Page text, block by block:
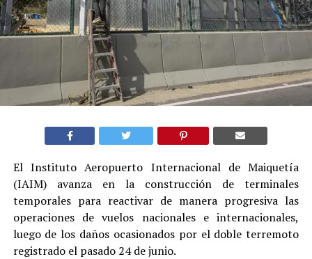
El Instituto Aeropuerto Internacional de Maiquetía
(IAIM) avanza en la construcción de terminales
temporales para reactivar de manera progresiva las
operaciones de vuelos nacionales e internacionales,
luego de los daños ocasionados por el doble terremoto
registrado el pasado 24 de junio.